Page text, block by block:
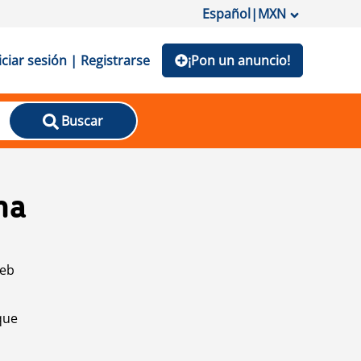
Español|MXN
sesión | Registrarse ¡Pon un anuncio!
Buscar